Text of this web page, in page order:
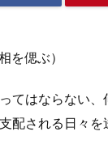
を偲ぶ）
てはならない、
配される日々